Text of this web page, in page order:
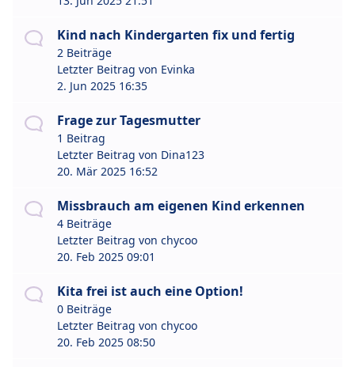
Kind nach Kindergarten fix und fertig
2 Beiträge
Letzter Beitrag von Evinka
2. Jun 2025 16:35
Frage zur Tagesmutter
1 Beitrag
Letzter Beitrag von Dina123
20. Mär 2025 16:52
Missbrauch am eigenen Kind erkennen
4 Beiträge
Letzter Beitrag von chycoo
20. Feb 2025 09:01
Kita frei ist auch eine Option!
0 Beiträge
Letzter Beitrag von chycoo
20. Feb 2025 08:50